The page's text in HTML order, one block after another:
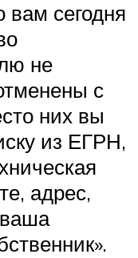
вам сегодня
не
с
них вы
из ЕГРН,
адрес,